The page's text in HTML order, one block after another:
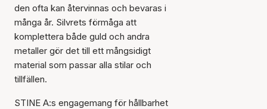
den ofta kan återvinnas och bevaras i
många år. Silvrets förmåga att
komplettera både guld och andra
metaller gör det till ett mångsidigt
material som passar alla stilar och
tillfällen.
STINE A:s engagemang för hållbarhet